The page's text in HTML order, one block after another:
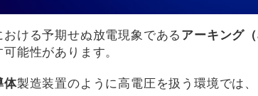
おける予期せぬ放電現象である アーキング
能性があります。
体製造装置のように高電圧を扱う環境では